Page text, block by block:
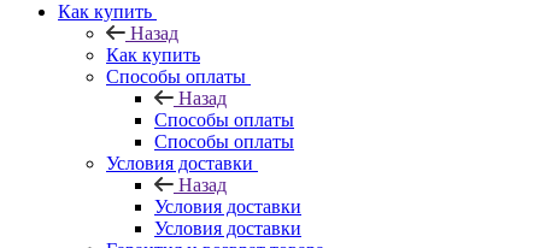
Как купить
Назад
Как купить
Способы оплаты
Назад
Способы оплаты
Способы оплаты
Условия доставки
Назад
Условия доставки
Условия доставки